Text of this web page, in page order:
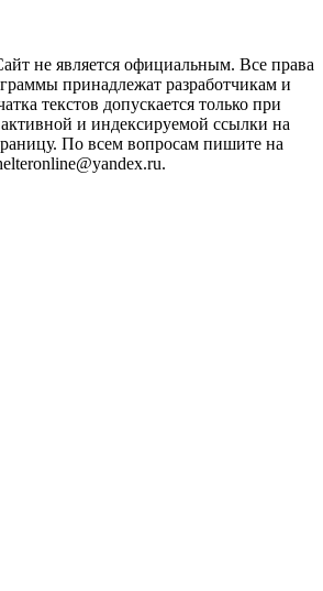
не является официальным. Все права
принадлежат разработчикам и
текстов допускается только при
и индексируемой ссылки на
По всем вопросам пишите на